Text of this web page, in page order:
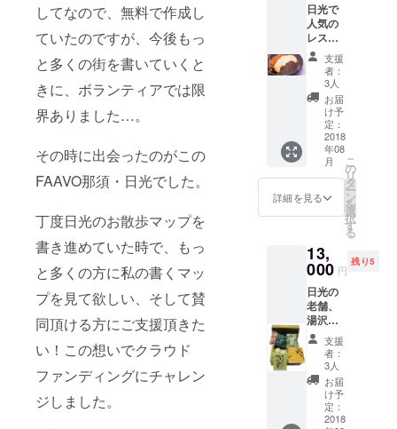
してなので、無料で作成し
ていたのですが、今後もっ
と多くの街を書いていくと
きに、ボランティアでは限
界ありました…。
その時に出会ったのがこの
FAAVO那須・日光でした。
丁度日光のお散歩マップを
書き進めていた時で、もっ
と多くの方に私の書くマッ
プを見て欲しい、そして賛
同頂ける方にご支援頂きた
い！この想いでクラウド
ファンディングにチャレン
ジしました。
日光で
人気の
レスト
ランで
す。日
光を楽
しんだ
後、明
治の館
にて、
素敵な
庭を眺
めなが
らオム
レツラ
イスを
上がり
くださ
い。
支援
者：
3人
お届
け予
定：
2018
年08
月
詳細を見る
こ
の
リ
タ
ー
ン
を
選
択
す
る
13,
000 円
残り5
日光の
老舗、
湯沢屋
のお土
産 湯
沢屋/日
光プレ
ミアム
セット
(生ゆ
支援
者：
3人
お届
け予
定：
2018